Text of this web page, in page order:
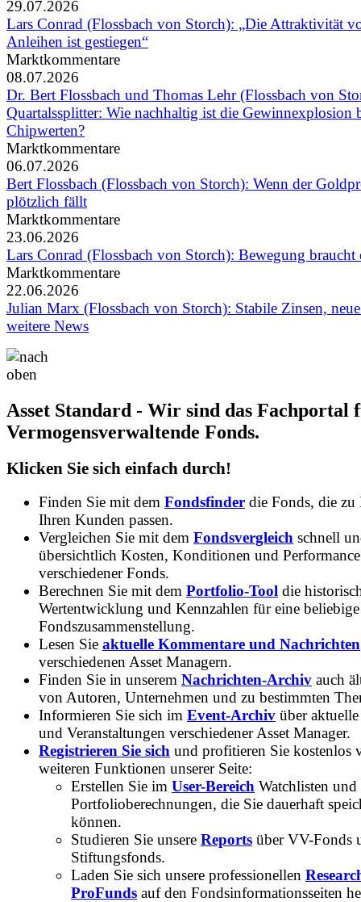
29.07.2026
Lars Conrad (Flossbach von Storch): „Die Attraktivität
Anleihen ist gestiegen“
Marktkommentare
08.07.2026
Dr. Bert Flossbach und Thomas Lehr (Flossbach von
Quartalssplitter: Wie nachhaltig ist die Gewinnexplosion
Chipwerten?
Marktkommentare
06.07.2026
Bert Flossbach (Flossbach von Storch): Wenn der
plötzlich fällt
Marktkommentare
23.06.2026
Lars Conrad (Flossbach von Storch): Bewegung braucht
Marktkommentare
22.06.2026
Julian Marx (Flossbach von Storch): Stabile Zinsen,
weitere News
Asset Standard - Wir sind das Fachportal
Vermogensverwaltende Fonds.
Klicken Sie sich einfach durch!
Finden Sie mit dem Fondsfinder die Fonds, die zu
Ihren Kunden passen.
Vergleichen Sie mit dem Fondsvergleich schnell
übersichtlich Kosten, Konditionen und Performance
verschiedener Fonds.
Berechnen Sie mit dem Portfolio-Tool die
Wertentwicklung und Kennzahlen für eine beliebige
Fondszusammenstellung.
Lesen Sie aktuelle Kommentare und Nachrichten
verschiedenen Asset Managern.
Finden Sie in unserem Nachrichten-Archiv auch
von Autoren, Unternehmen und zu bestimmten
Informieren Sie sich im Event-Archiv über
und Veranstaltungen verschiedener Asset Manager.
Registrieren Sie sich und profitieren Sie kostenlos
weiteren Funktionen unserer Seite:
Erstellen Sie im User-Bereich Watchlisten und
Portfolioberechnungen, die Sie dauerhaft
können.
Studieren Sie unsere Reports über VV-Fonds
Stiftungsfonds.
Laden Sie sich unsere professionellen
ProFunds auf den Fondsinformationsseiten